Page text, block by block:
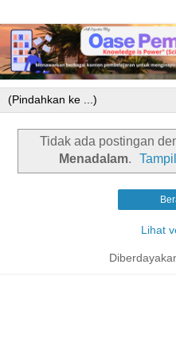
Tidak ada postingan
Menadalam.
Lihat